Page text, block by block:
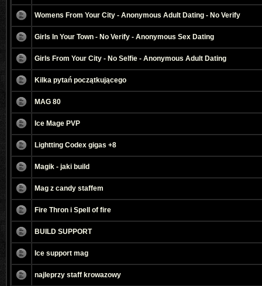
Womens From Your City - Anonymous Adult Dating - No Verify
Girls In Your Town - No Verify - Anonymous Sex Dating
Girls From Your City - No Selfie - Anonymous Adult Dating
Kilka pytań początkującego
MAG 80
Ice Mage PVP
Lightting Codex gigas +8
Magik - jaki build
Mag z candy staffem
Fire Thron i Spell of fire
BUILD SUPPORT
Ice support mag
najleprzy staff krowazowy